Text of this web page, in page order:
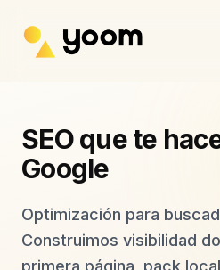
SEO que te
Google
Optimización para
Construimos visibilidad
primera página, pack